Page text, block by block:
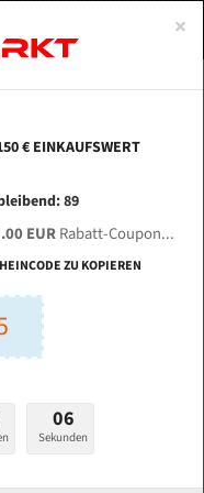
mm Bi-Metall
mm
×
€ EINKAUFSWERT
89
EURRabatt-Coupon...
ZU KOPIEREN
05
Sekunden